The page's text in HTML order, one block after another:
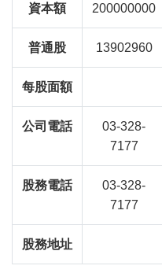
資本額 200000000
普通股 13902960
每股面額
公司電話
03-328-
7177
股務電話
03-328-
7177
股務地址